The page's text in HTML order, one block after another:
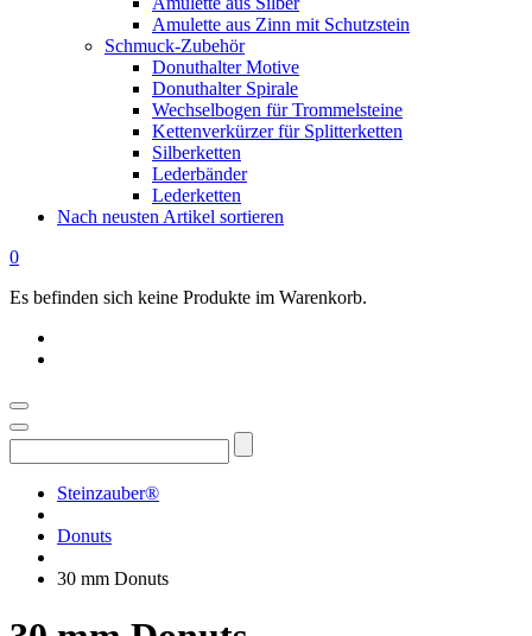
Amulette aus Zinn mit Schutzstein
Schmuck-Zubehör
Donuthalter Motive
Donuthalter Spirale
Wechselbogen für Trommelsteine
Kettenverkürzer für Splitterketten
Silberketten
Lederbänder
Lederketten
Nach neusten Artikel sortieren
0
Es befinden sich keine Produkte im Warenkorb.
Suchen
nach:
Steinzauber®
Donuts
30 mm Donuts